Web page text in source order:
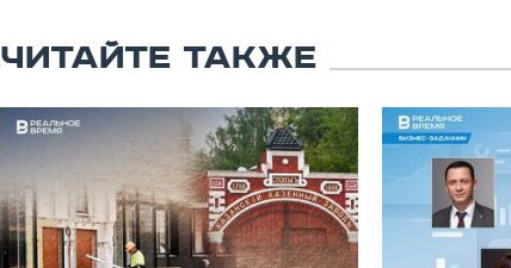
ЧИТАЙТЕ ТАКЖЕ